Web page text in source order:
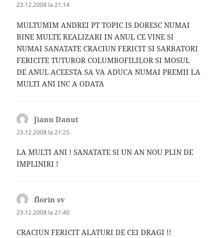
23.12.2008 la 21:14
MULTUMIM ANDREI PT TOPIC IS DORESC NUMAI
BINE MULTE REALIZARI IN ANUL CE VINE SI
NUMAI SANATATE CRACIUN FERICIT SI SARBATORI
FERICITE TUTUROR COLUMBOFILILOR SI MOSUL
DE ANUL ACEESTA SA VA ADUCA NUMAI PREMII LA
MULTI ANI INC A ODATA
Jianu Danut
23.12.2008 la 21:25
LA MULTI ANI ! SANATATE SI UN AN NOU PLIN DE
IMPLINIRI !
florin sv
23.12.2008 la 21:40
CRACIUN FERICIT ALATURI DE CEI DRAGI !!